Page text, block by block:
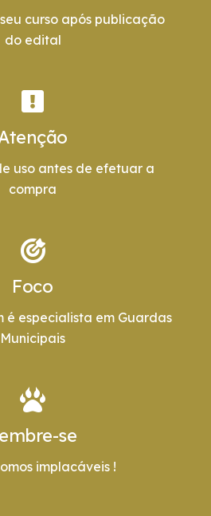
curso após publicação
do edital
uso antes de efetuar a
compra
Foco
é especialista em Guardas
Municipais
se
implacáveis !